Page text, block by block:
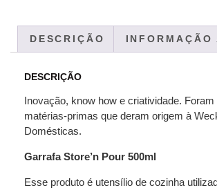
DESCRIÇÃO INFORMAÇÃO
DESCRIÇÃO
Inovação, know how e criatividade. Foram
matérias-primas que deram origem à
Domésticas.
Garrafa Store’n Pour 500ml
Esse produto é utensílio de cozinha